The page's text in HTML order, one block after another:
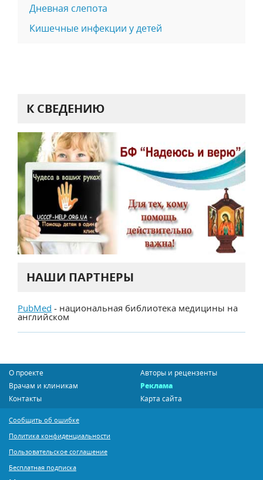
Дневная слепота
Кишечные инфекции у детей
К СВЕДЕНИЮ
НАШИ ПАРТНЕРЫ
PubMed - национальная библиотека медицины на
английском
О проекте
Авторы и рецензенты
Врачам и клиникам
Реклама
Контакты
Карта сайта
Сообщить об ошибке
Политика конфиденциальности
Пользовательское соглашение
Бесплатная подписка